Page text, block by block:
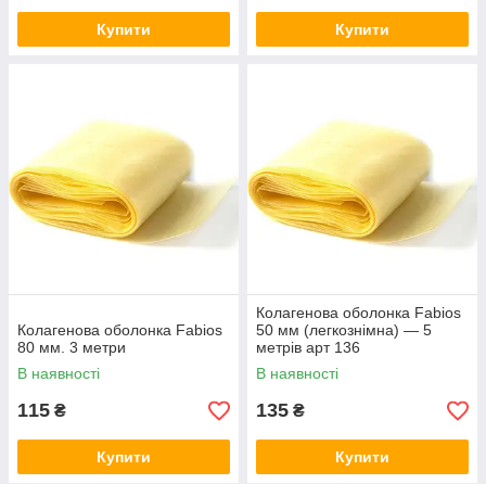
Купити Купити
Колагенова оболонка Fabios
80 мм. 3 метри
В наявності
115 ₴
Купити
Колагенова оболонка Fabios
50 мм (легкознімна) — 5
метрів арт 136
В наявності
135 ₴
Купити